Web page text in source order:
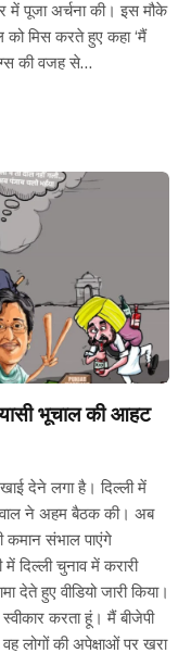
पूजा अर्चना की। इस मौके
मिस करते हुए कहा ‘मैं
की वजह से…
भूचाल की आहट
देने लगा है। दिल्ली में
ने अहम बैठक की। अब
कमान संभाल पाएंगे
दिल्ली चुनाव में करारी
देते हुए वीडियो जारी किया।
करता हूं। मैं बीजेपी
लोगों की अपेक्षाओं पर खरा